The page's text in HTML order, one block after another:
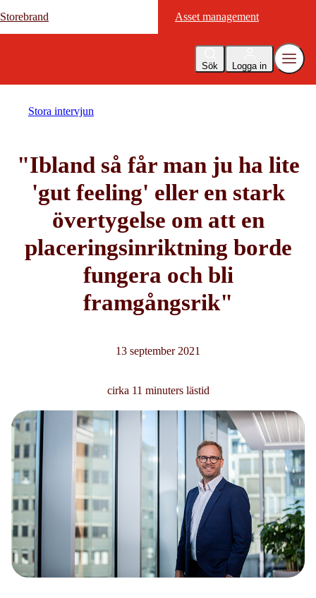
Storebrand Asset management
Sök Logga in
Storebrand Asset management
Stora intervjun
"Ibland så får man ju ha lite
'gut feeling' eller en stark
övertygelse om att en
placeringsinriktning borde
fungera och bli
framgångsrik"
13 september 2021
cirka 11 minuters lästid